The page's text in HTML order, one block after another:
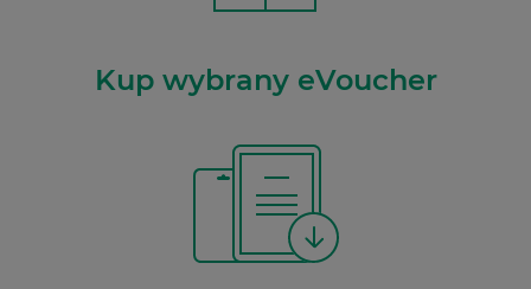
Kup wybrany eVoucher